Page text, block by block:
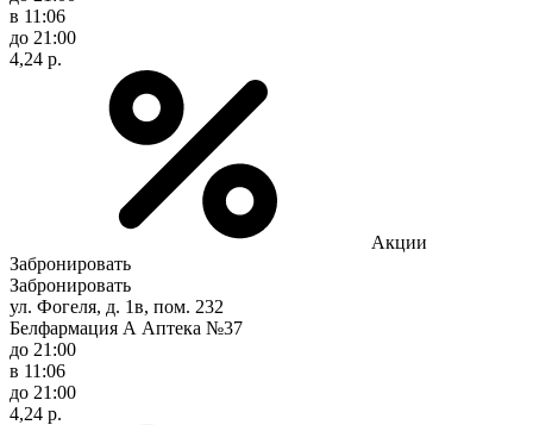
в 11:06
до 21:00
4,24 р.
Акции
Забронировать
Забронировать
ул. Фогеля, д. 1в, пом. 232
Белфармация А Аптека №37
до 21:00
в 11:06
до 21:00
4,24 р.